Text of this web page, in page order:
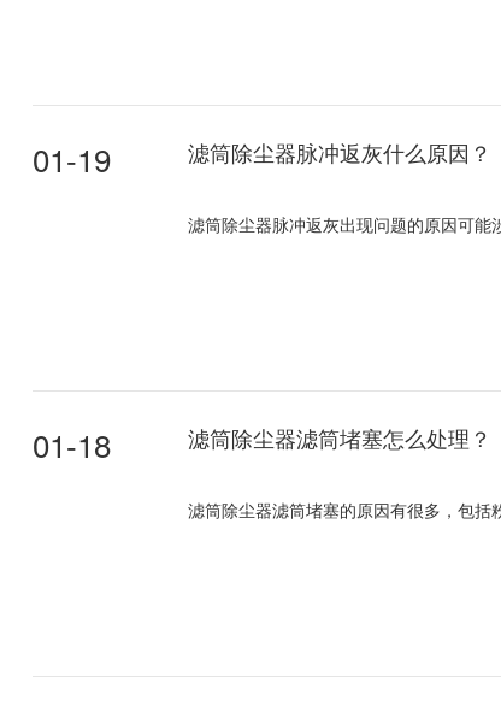
01-19 滤筒除尘器脉冲返灰什么原因？
滤筒除尘器脉冲返灰出现问题的原因可
01-18 滤筒除尘器滤筒堵塞怎么处理？
滤筒除尘器滤筒堵塞的原因有很多，包